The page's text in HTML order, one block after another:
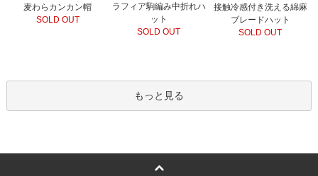
麦わらカンカン帽
SOLD OUT
ラフィア駒編み中折れハ
ット
SOLD OUT
接触冷感付き洗える綿麻
ブレードハット
SOLD OUT
もっと見る